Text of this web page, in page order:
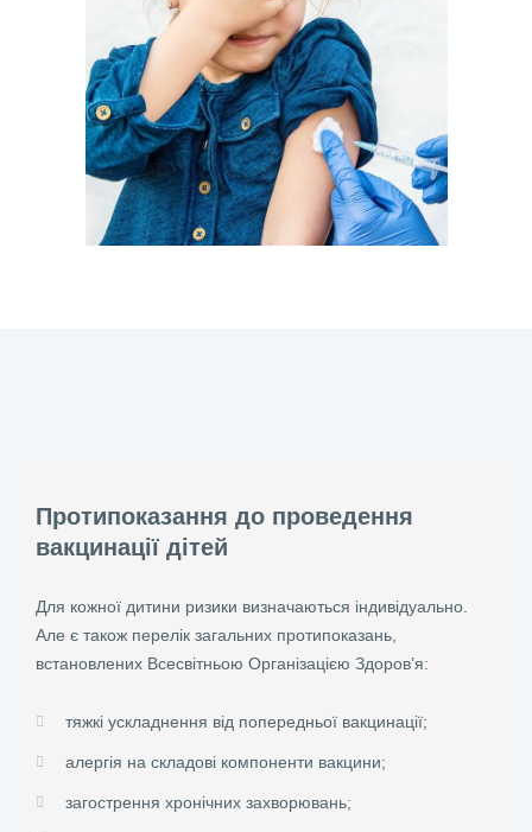
Протипоказання до проведення
вакцинації дітей
Для кожної дитини ризики визначаються індивідуально.
Але є також перелік загальних протипоказань,
встановлених Всесвітньою Організацією Здоров’я:
тяжкі ускладнення від попередньої вакцинації;
алергія на складові компоненти вакцини;
загострення хронічних захворювань;